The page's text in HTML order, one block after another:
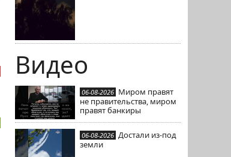
Видео
06-08-2026 Миром правят
не правительства, миром
правят банкиры
06-08-2026 Достали из-под
земли